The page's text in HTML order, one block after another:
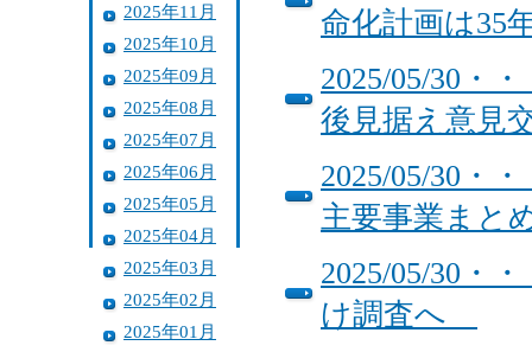
2025年11月
2025年10月
2025年09月
2025年08月
2025年07月
2025年06月
2025年05月
2025年04月
2025年03月
2025年02月
2025年01月
命化計画は35
2025/05/30・
後見据え意
2025/05/30・
主要事業まと
2025/05/30・
け調査へ